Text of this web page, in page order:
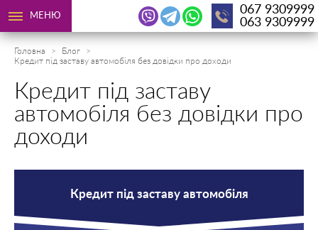
МЕНЮ
067 9309999
063 9309999
Головна
Блог
Кредит під заставу автомобіля без довідки про доходи
Кредит під заставу
автомобіля без довідки про
доходи
Кредит під заставу автомобіля